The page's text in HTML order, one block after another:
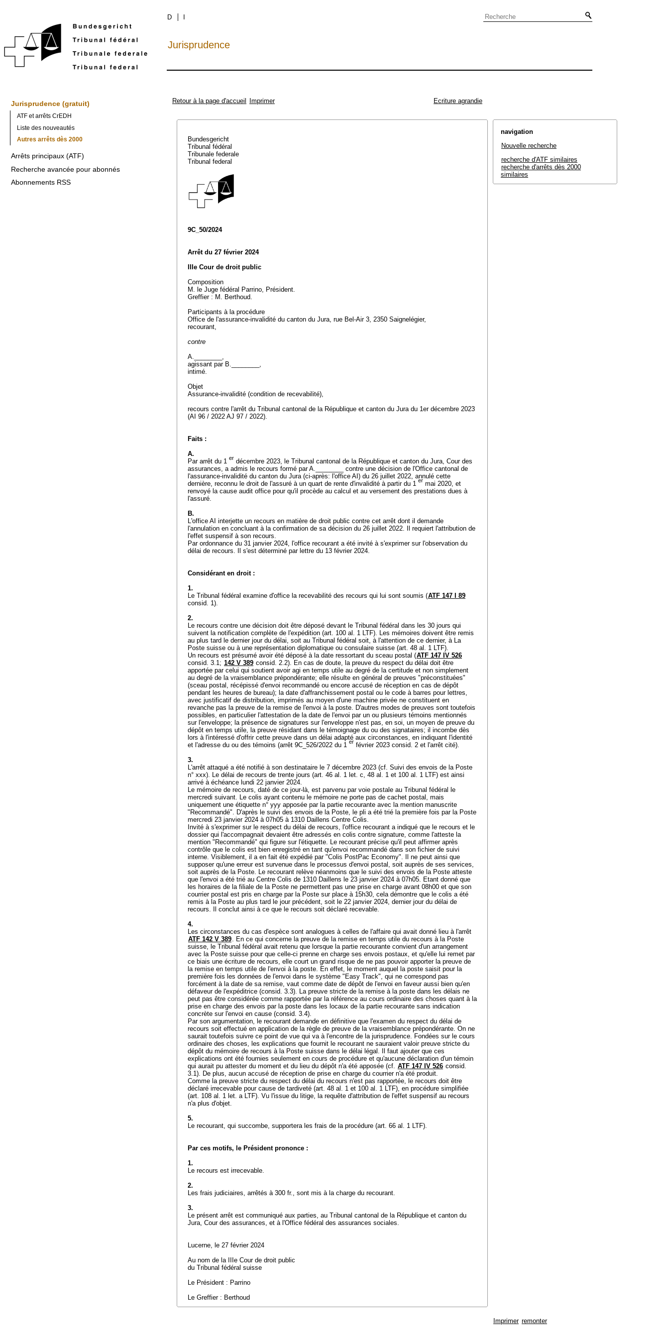
D
Jurisprudence
Jurisprudence (gratuit)
ATF et arrêts CrEDH
Liste des nouveautés
Autres arrêts dès 2000
Arrêts principaux (ATF)
Recherche avancée pour abonnés
Abonnements RSS
Retour à la page d'accueil Imprimer Ecriture agrandie
Bundesgericht
Tribunal fédéral
Tribunale federale
Tribunal federal
9C_50/2024
Arrêt du 27 février 2024
IIIe Cour de droit public
Composition
M. le Juge fédéral Parrino, Président.
Greffier : M. Berthoud.
Participants à la procédure
Office de l'assurance-invalidité du canton du Jura, rue Bel-Air 3, 2350 Saignelégier,
recourant,
contre
A.________,
agissant par B.________,
intimé.
Objet
Assurance-invalidité (condition de recevabilité),
recours contre l'arrêt du Tribunal cantonal de la République et canton du Jura du 1er décembre 2023
(AI 96 / 2022 AJ 97 / 2022).
Faits :
A.
Par arrêt du 1 er décembre 2023, le Tribunal cantonal de la République et canton du Jura, Cour des
assurances, a admis le recours formé par A.________ contre une décision de l'Office cantonal de
l'assurance-invalidité du canton du Jura (ci-après: l'office AI) du 26 juillet 2022, annulé cette
dernière, reconnu le droit de l'assuré à un quart de rente d'invalidité à partir du 1 er mai 2020, et
renvoyé la cause audit office pour qu'il procède au calcul et au versement des prestations dues à
l'assuré.
B.
L'office AI interjette un recours en matière de droit public contre cet arrêt dont il demande
l'annulation en concluant à la confirmation de sa décision du 26 juillet 2022. Il requiert l'attribution de
l'effet suspensif à son recours.
Par ordonnance du 31 janvier 2024, l'office recourant a été invité à s'exprimer sur l'observation du
délai de recours. Il s'est déterminé par lettre du 13 février 2024.
Considérant en droit :
1.
Le Tribunal fédéral examine d'office la recevabilité des recours qui lui sont soumis (ATF 147 I 89
consid. 1).
2.
Le recours contre une décision doit être déposé devant le Tribunal fédéral dans les 30 jours qui
suivent la notification complète de l'expédition (art. 100 al. 1 LTF). Les mémoires doivent être remis
au plus tard le dernier jour du délai, soit au Tribunal fédéral soit, à l'attention de ce dernier, à La
Poste suisse ou à une représentation diplomatique ou consulaire suisse (art. 48 al. 1 LTF).
Un recours est présumé avoir été déposé à la date ressortant du sceau postal (ATF 147 IV 526
consid. 3.1; 142 V 389 consid. 2.2). En cas de doute, la preuve du respect du délai doit être
apportée par celui qui soutient avoir agi en temps utile au degré de la certitude et non simplement
au degré de la vraisemblance prépondérante; elle résulte en général de preuves "préconstituées"
(sceau postal, récépissé d'envoi recommandé ou encore accusé de réception en cas de dépôt
pendant les heures de bureau); la date d'affranchissement postal ou le code à barres pour lettres,
avec justificatif de distribution, imprimés au moyen d'une machine privée ne constituent en
revanche pas la preuve de la remise de l'envoi à la poste. D'autres modes de preuves sont toutefois
possibles, en particulier l'attestation de la date de l'envoi par un ou plusieurs témoins mentionnés
sur l'enveloppe; la présence de signatures sur l'enveloppe n'est pas, en soi, un moyen de preuve du
dépôt en temps utile, la preuve résidant dans le témoignage du ou des signataires; il incombe dès
lors à l'intéressé d'offrir cette preuve dans un délai adapté aux circonstances, en indiquant l'identité
et l'adresse du ou des témoins (arrêt 9C_526/2022 du 1 er février 2023 consid. 2 et l'arrêt cité).
3.
L'arrêt attaqué a été notifié à son destinataire le 7 décembre 2023 (cf. Suivi des envois de la Poste
n° xxx). Le délai de recours de trente jours (art. 46 al. 1 let. c, 48 al. 1 et 100 al. 1 LTF) est ainsi
arrivé à échéance lundi 22 janvier 2024.
Le mémoire de recours, daté de ce jour-là, est parvenu par voie postale au Tribunal fédéral le
mercredi suivant. Le colis ayant contenu le mémoire ne porte pas de cachet postal, mais
uniquement une étiquette n° yyy apposée par la partie recourante avec la mention manuscrite
"Recommandé". D'après le suivi des envois de la Poste, le pli a été trié la première fois par la Poste
mercredi 23 janvier 2024 à 07h05 à 1310 Daillens Centre Colis.
Invité à s'exprimer sur le respect du délai de recours, l'office recourant a indiqué que le recours et le
dossier qui l'accompagnait devaient être adressés en colis contre signature, comme l'atteste la
mention "Recommandé" qui figure sur l'étiquette. Le recourant précise qu'il peut affirmer après
contrôle que le colis est bien enregistré en tant qu'envoi recommandé dans son fichier de suivi
interne. Visiblement, il a en fait été expédié par "Colis PostPac Economy". Il ne peut ainsi que
supposer qu'une erreur est survenue dans le processus d'envoi postal, soit auprès de ses services,
soit auprès de la Poste. Le recourant relève néanmoins que le suivi des envois de la Poste atteste
que l'envoi a été trié au Centre Colis de 1310 Daillens le 23 janvier 2024 à 07h05. Etant donné que
les horaires de la filiale de la Poste ne permettent pas une prise en charge avant 08h00 et que son
courrier postal est pris en charge par la Poste sur place à 15h30, cela démontre que le colis a été
remis à la Poste au plus tard le jour précédent, soit le 22 janvier 2024, dernier jour du délai de
recours. Il conclut ainsi à ce que le recours soit déclaré recevable.
4.
Les circonstances du cas d'espèce sont analogues à celles de l'affaire qui avait donné lieu à l'arrêt
ATF 142 V 389. En ce qui concerne la preuve de la remise en temps utile du recours à la Poste
suisse, le Tribunal fédéral avait retenu que lorsque la partie recourante convient d'un arrangement
avec la Poste suisse pour que celle-ci prenne en charge ses envois postaux, et qu'elle lui remet par
ce biais une écriture de recours, elle court un grand risque de ne pas pouvoir apporter la preuve de
la remise en temps utile de l'envoi à la poste. En effet, le moment auquel la poste saisit pour la
première fois les données de l'envoi dans le système "Easy Track", qui ne correspond pas
forcément à la date de sa remise, vaut comme date de dépôt de l'envoi en faveur aussi bien qu'en
défaveur de l'expéditrice (consid. 3.3). La preuve stricte de la remise à la poste dans les délais ne
peut pas être considérée comme rapportée par la référence au cours ordinaire des choses quant à la
prise en charge des envois par la poste dans les locaux de la partie recourante sans indication
concrète sur l'envoi en cause (consid. 3.4).
Par son argumentation, le recourant demande en définitive que l'examen du respect du délai de
recours soit effectué en application de la règle de preuve de la vraisemblance prépondérante. On ne
saurait toutefois suivre ce point de vue qui va à l'encontre de la jurisprudence. Fondées sur le cours
ordinaire des choses, les explications que fournit le recourant ne sauraient valoir preuve stricte du
dépôt du mémoire de recours à la Poste suisse dans le délai légal. Il faut ajouter que ces
explications ont été fournies seulement en cours de procédure et qu'aucune déclaration d'un témoin
qui aurait pu attester du moment et du lieu du dépôt n'a été apposée (cf. ATF 147 IV 526 consid.
3.1). De plus, aucun accusé de réception de prise en charge du courrier n'a été produit.
Comme la preuve stricte du respect du délai du recours n'est pas rapportée, le recours doit être
déclaré irrecevable pour cause de tardiveté (art. 48 al. 1 et 100 al. 1 LTF), en procédure simplifiée
(art. 108 al. 1 let. a LTF). Vu l'issue du litige, la requête d'attribution de l'effet suspensif au recours
n'a plus d'objet.
5.
Le recourant, qui succombe, supportera les frais de la procédure (art. 66 al. 1 LTF).
Par ces motifs, le Président prononce :
1.
Le recours est irrecevable.
2.
Les frais judiciaires, arrêtés à 300 fr., sont mis à la charge du recourant.
3.
Le présent arrêt est communiqué aux parties, au Tribunal cantonal de la République et canton du
Jura, Cour des assurances, et à l'Office fédéral des assurances sociales.
Lucerne, le 27 février 2024
Au nom de la IIIe Cour de droit public
du Tribunal fédéral suisse
Le Président : Parrino
Le Greffier : Berthoud
navigation
Nouvelle recherche
recherche d'ATF similaires
recherche d'arrêts dès 2000
similaires
Imprimer remonter